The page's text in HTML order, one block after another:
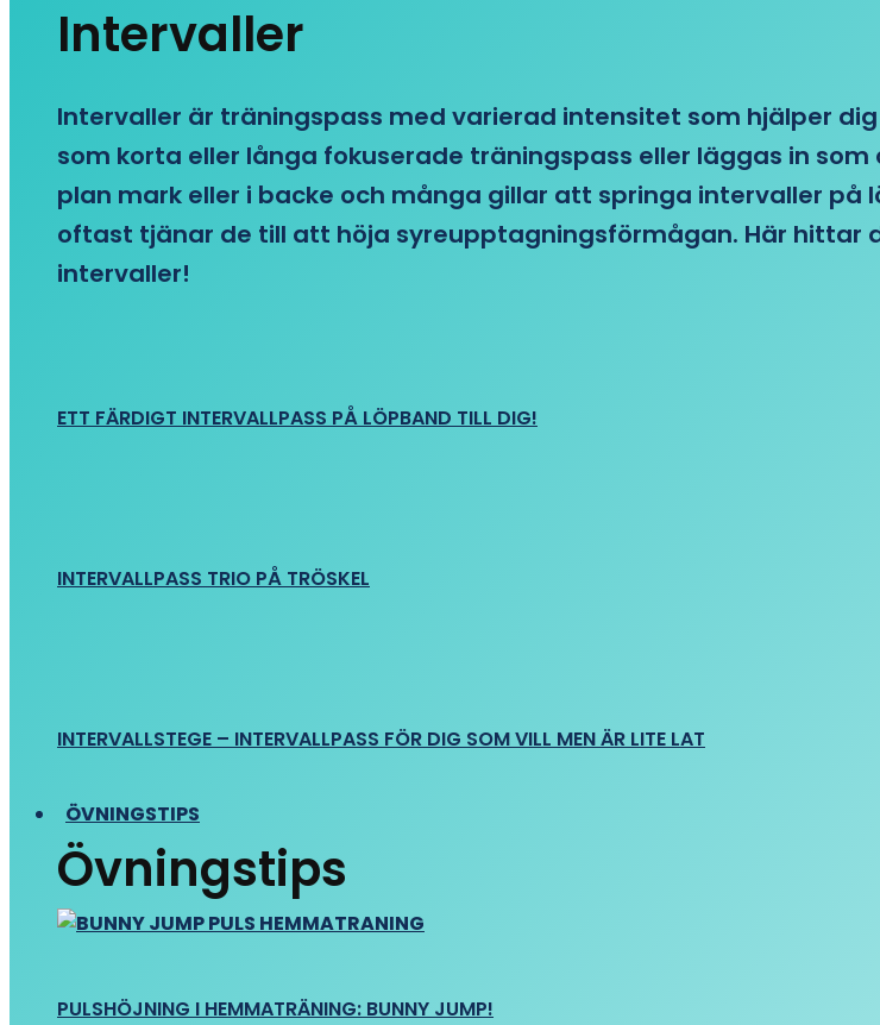
Intervaller
Intervaller är träningspass med varierad intensitet som hjälper
som korta eller långa fokuserade träningspass eller läggas in
plan mark eller i backe och många gillar att springa intervaller
oftast tjänar de till att höja syreupptagningsförmågan. Här hittar
intervaller!
ETT FÄRDIGT INTERVALLPASS PÅ LÖPBAND TILL DIG!
INTERVALLPASS TRIO PÅ TRÖSKEL
INTERVALLSTEGE – INTERVALLPASS FÖR DIG SOM VILL MEN ÄR LITE LAT
ÖVNINGSTIPS
Övningstips
PULSHÖJNING I HEMMATRÄNING: BUNNY JUMP!